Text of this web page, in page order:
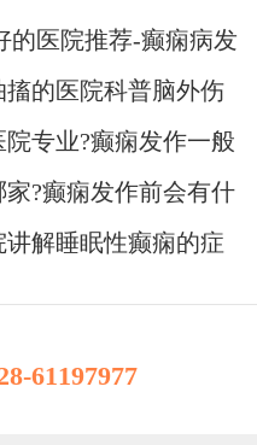
的医院推荐-癫痫病发
的医院科普脑外伤
专业?癫痫发作一般
?癫痫发作前会有什
解睡眠性癫痫的症
61197977